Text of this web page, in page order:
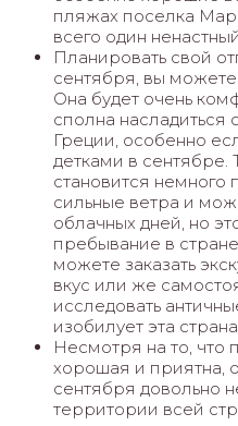
пляжах поселка
всего один
Планировать свой
сентября, вы
Она будет очень
сполна
Греции, особенно
детками в сентябре.
становится немного
сильные ветра и
облачных дней, но
пребывание в
можете заказать
вкус или же
исследовать
изобилует эта
Несмотря на то, что
хорошая и приятна,
сентября довольно
территории всей